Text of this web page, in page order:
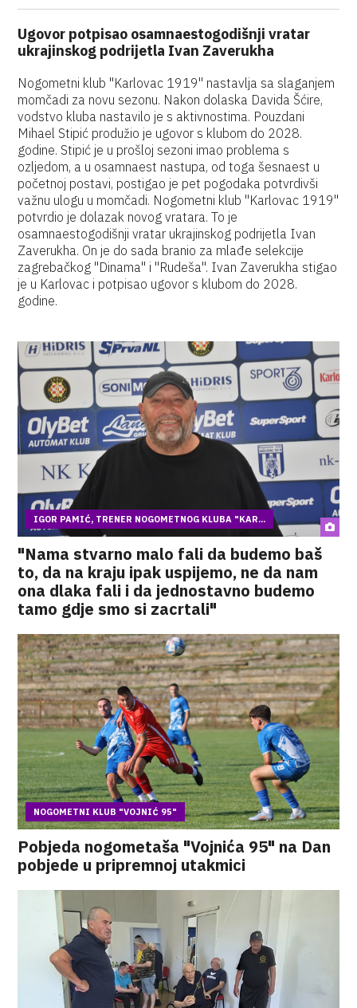
Ugovor potpisao osamnaestogodišnji vratar
ukrajinskog podrijetla Ivan Zaverukha
Nogometni klub "Karlovac 1919" nastavlja sa slaganjem
momčadi za novu sezonu. Nakon dolaska Davida Šćire,
vodstvo kluba nastavilo je s aktivnostima. Pouzdani
Mihael Stipić produžio je ugovor s klubom do 2028.
godine. Stipić je u prošloj sezoni imao problema s
ozljedom, a u osamnaest nastupa, od toga šesnaest u
početnoj postavi, postigao je pet pogodaka potvrdivši
važnu ulogu u momčadi. Nogometni klub "Karlovac 1919"
potvrdio je dolazak novog vratara. To je
osamnaestogodišnji vratar ukrajinskog podrijetla Ivan
Zaverukha. On je do sada branio za mlađe selekcije
zagrebačkog "Dinama" i "Rudeša". Ivan Zaverukha stigao
je u Karlovac i potpisao ugovor s klubom do 2028.
godine.
IGOR PAMIĆ, TRENER NOGOMETNOG KLUBA "KAR...
"Nama stvarno malo fali da budemo baš
to, da na kraju ipak uspijemo, ne da nam
ona dlaka fali i da jednostavno budemo
tamo gdje smo si zacrtali"
NOGOMETNI KLUB "VOJNIĆ 95"
Pobjeda nogometaša "Vojnića 95" na Dan
pobjede u pripremnoj utakmici